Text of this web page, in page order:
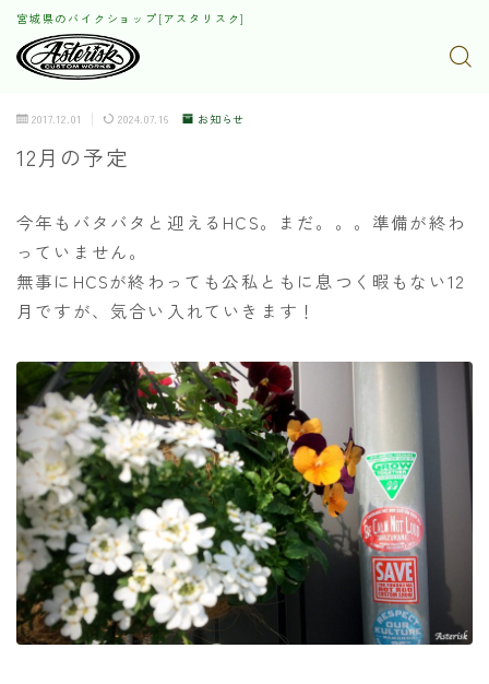
宮城県のバイクショップ[アスタリスク]
2017.12.01 2024.07.16 お知らせ
12月の予定
今年もバタバタと迎えるHCS。まだ。。。準備が終わ
っていません。
無事にHCSが終わっても公私ともに息つく暇もない12
月ですが、気合い入れていきます！